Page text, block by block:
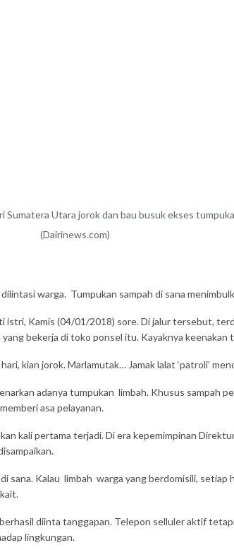
Utara jorok dan bau busuk ekses
(Dairinews.com)
warga. Tumpukan sampah di sana
istri, Kamis (04/01/2018) sore. Di jalur tersebut,
bekerja di toko ponsel itu. Kayaknya keenakan
kian jorok. Marlamutak… Jamak lalat ‘patroli’
adanya tumpukan limbah. Khusus sampah
asa pelayanan.
kali pertama terjadi. Di era kepemimpinan
sana. Kalau limbah warga yang berdomisili, setiap
diinta tanggapan. Telepon selluler aktif
lingkungan.